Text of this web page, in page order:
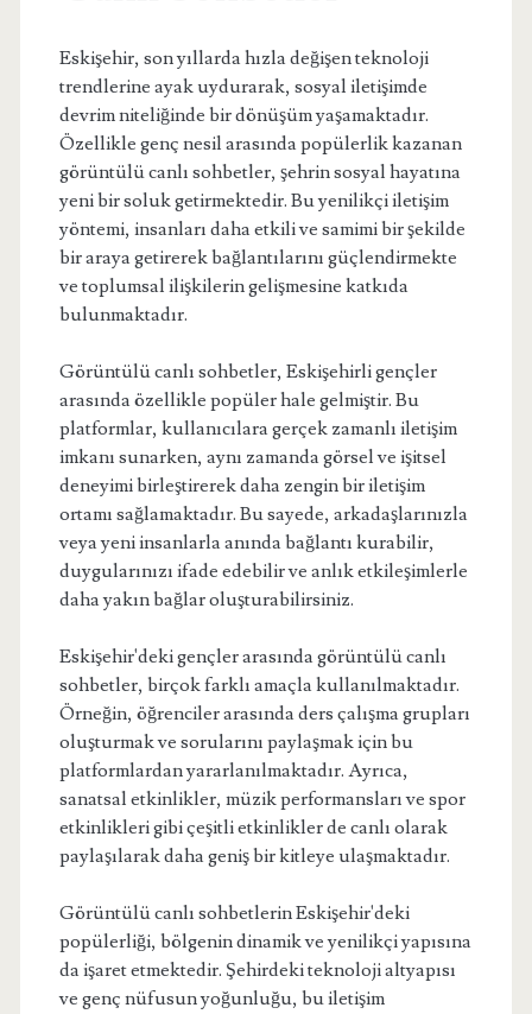
Eskişehir, son yıllarda hızla değişen teknoloji
trendlerine ayak uydurarak, sosyal iletişimde
devrim niteliğinde bir dönüşüm yaşamaktadır.
Özellikle genç nesil arasında popülerlik kazanan
görüntülü canlı sohbetler, şehrin sosyal hayatına
yeni bir soluk getirmektedir. Bu yenilikçi iletişim
yöntemi, insanları daha etkili ve samimi bir şekilde
bir araya getirerek bağlantılarını güçlendirmekte
ve toplumsal ilişkilerin gelişmesine katkıda
bulunmaktadır.
Görüntülü canlı sohbetler, Eskişehirli gençler
arasında özellikle popüler hale gelmiştir. Bu
platformlar, kullanıcılara gerçek zamanlı iletişim
imkanı sunarken, aynı zamanda görsel ve işitsel
deneyimi birleştirerek daha zengin bir iletişim
ortamı sağlamaktadır. Bu sayede, arkadaşlarınızla
veya yeni insanlarla anında bağlantı kurabilir,
duygularınızı ifade edebilir ve anlık etkileşimlerle
daha yakın bağlar oluşturabilirsiniz.
Eskişehir'deki gençler arasında görüntülü canlı
sohbetler, birçok farklı amaçla kullanılmaktadır.
Örneğin, öğrenciler arasında ders çalışma grupları
oluşturmak ve sorularını paylaşmak için bu
platformlardan yararlanılmaktadır. Ayrıca,
sanatsal etkinlikler, müzik performansları ve spor
etkinlikleri gibi çeşitli etkinlikler de canlı olarak
paylaşılarak daha geniş bir kitleye ulaşmaktadır.
Görüntülü canlı sohbetlerin Eskişehir'deki
popülerliği, bölgenin dinamik ve yenilikçi yapısına
da işaret etmektedir. Şehirdeki teknoloji altyapısı
ve genç nüfusun yoğunluğu, bu iletişim